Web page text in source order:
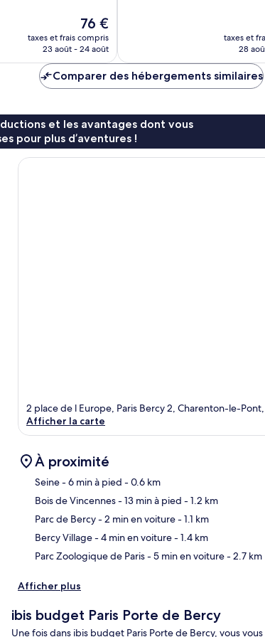
Le
nouveau
prix
de
76 €
taxes et frais compris
23 août - 24 août
taxes et
28
Comparer des hébergements similaires
et les avantages dont vous
pour plus d’aventures !
2 place de l Europe, Paris Bercy 2, Charenton-le-
Afficher la carte
À proximité
Seine- 6 min à pied - 0.6 km
Bois de Vincennes- 13 min à pied - 1.2 km
Parc de Bercy- 2 min en voiture- 1.1 km
Bercy Village- 4 min en voiture- 1.4 km
Parc Zoologique de Paris- 5 min en voiture- 2.7 km
Afficher plus
ibis budget Paris Porte de Bercy
Une fois dans ibis budget Paris Porte de Bercy, vous